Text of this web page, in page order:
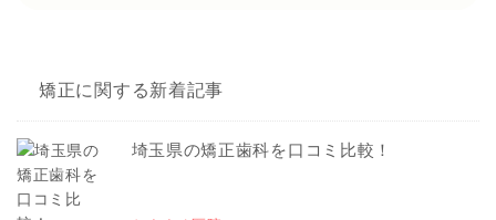
矯正に関する新着記事
埼玉県の矯正歯科を口コミ比較！